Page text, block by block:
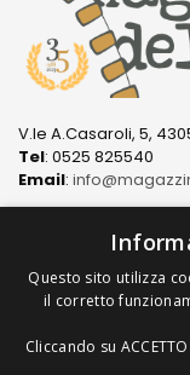
V.le A.Casaroli, 5,
Tel: 0525 825540
Email:
LINK
Questo sito utilizza
il corretto
Cliccando su